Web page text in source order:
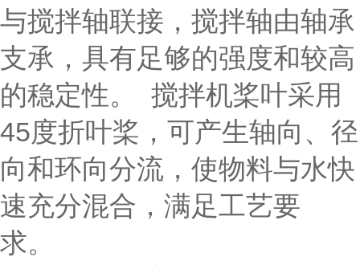
与搅拌轴联接，搅拌轴由轴承
支承，具有足够的强度和较高
的稳定性。 搅拌机桨叶采用
45度折叶桨，可产生轴向、径
向和环向分流，使物料与水快
速充分混合，满足工艺要
求。